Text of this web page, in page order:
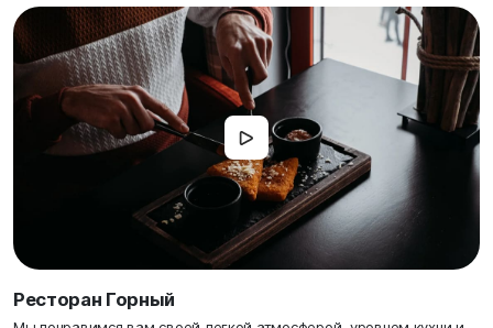
Ресторан Горный